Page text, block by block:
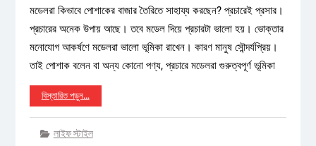
মডেলরা কিভাবে পোশাকের বাজার তৈরিতে সাহায্য করছেন? প্রচারেই প্রসার।
প্রচারের অনেক উপায় আছে। তবে মডেল দিয়ে প্রচারটা ভালো হয়। ভোক্তার
মনোযোগ আকর্ষণে মডেলরা ভালো ভূমিকা রাখেন। কারণ মানুষ সৌন্দর্যপ্রিয়।
তাই পোশাক বলেন বা অন্য কোনো পণ্য, প্রচারে মডেলরা গুরুত্বপূর্ণ ভূমিকা
বিস্তারিত পড়ুন…
লাইফ স্টাইল